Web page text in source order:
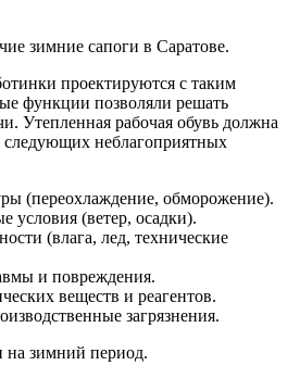
зимние сапоги в Саратове.
проектируются с таким
функции позволяли решать
Утепленная рабочая обувь должна
следующих неблагоприятных
(переохлаждение, обморожение).
условия (ветер, осадки).
(влага, лед, технические
и повреждения.
веществ и реагентов.
загрязнения.
на зимний период.